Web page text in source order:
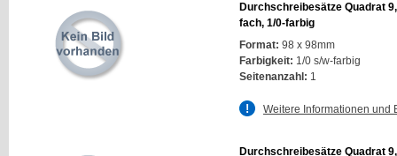
Durchschreibesätze Quadrat
fach, 1/0-farbig
Format: 98 x 98mm
Farbigkeit: 1/0 s/w-farbig
Seitenanzahl: 1
Weitere Informationen und
Durchschreibesätze Quadrat